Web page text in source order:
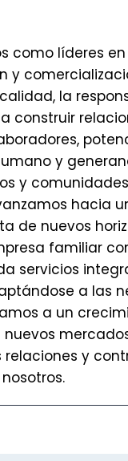
como líderes
y
la
construir
y
y
hacia
de nuevos
familiar
servicios
a las
a un
y